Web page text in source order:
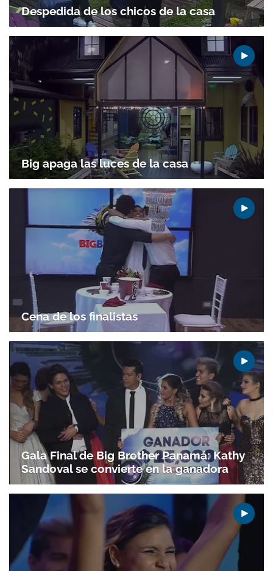
Gracias por suscribirte a nuestro boletín.
ACEPTAR
Despedida de los chicos de la casa
Big apaga las luces de la casa
Cena de los finalistas
Gala Final de Big Brother Panamá: Kathy
Sandoval se convierte en la ganadora